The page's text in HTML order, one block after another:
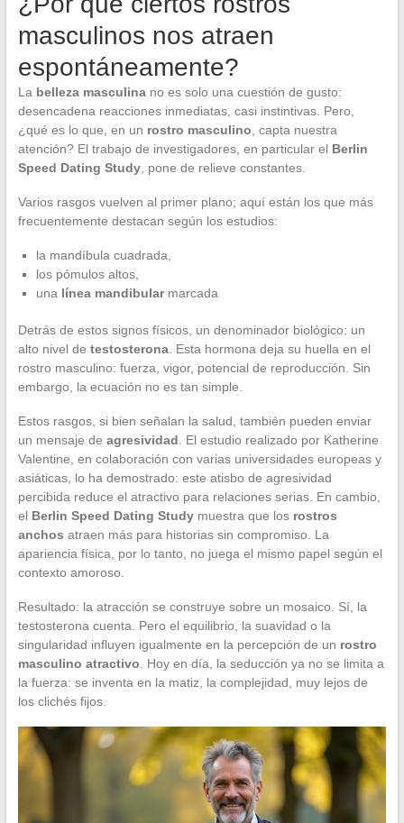
masculinos nos atraen
espontáneamente?
La belleza masculinano es solo una cuestión de gusto:
desencadena reacciones inmediatas, casi instintivas. Pero,
¿qué es lo que, en un rostro masculino , capta nuestra
atención? El trabajo de investigadores, en particular el Berlin
Speed Dating Study, pone de relieve constantes.
Varios rasgos vuelven al primer plano; aquí están los que más
frecuentemente destacan según los estudios:
la mandíbula cuadrada,
los pómulos altos,
una línea mandibularmarcada
Detrás de estos signos físicos, un denominador biológico: un
alto nivel de testosterona. Esta hormona deja su huella en el
rostro masculino: fuerza, vigor, potencial de reproducción. Sin
embargo, la ecuación no es tan simple.
Estos rasgos, si bien señalan la salud, también pueden enviar
un mensaje de agresividad . El estudio realizado por Katherine
Valentine, en colaboración con varias universidades europeas y
asiáticas, lo ha demostrado: este atisbo de agresividad
percibida reduce el atractivo para relaciones serias. En cambio,
el Berlin Speed Dating Studymuestra que los rostros
anchos atraen más para historias sin compromiso. La
apariencia física, por lo tanto, no juega el mismo papel según el
contexto amoroso.
Resultado: la atracción se construye sobre un mosaico. Sí, la
testosterona cuenta. Pero el equilibrio, la suavidad o la
singularidad influyen igualmente en la percepción de un rostro
masculino atractivo . Hoy en día, la seducción ya no se limita a
la fuerza: se inventa en la matiz, la complejidad, muy lejos de
los clichés fijos.